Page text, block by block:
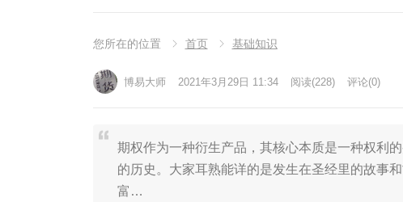
您所在的位置 首页 基础知识
博易大师 2021年3月29日 11:34 阅读(228) 评论(0)
期权作为一种衍生产品，其核心本质是一种权利
的历史。大家耳熟能详的是发生在圣经里的故事
富…